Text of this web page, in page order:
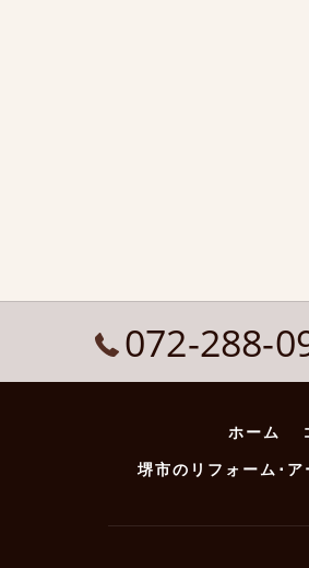
072-288-
ホーム
堺市のリフォーム･